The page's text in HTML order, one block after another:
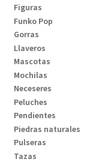
Figuras
Funko Pop
Gorras
Llaveros
Mascotas
Mochilas
Neceseres
Peluches
Pendientes
Piedras naturales
Pulseras
Tazas